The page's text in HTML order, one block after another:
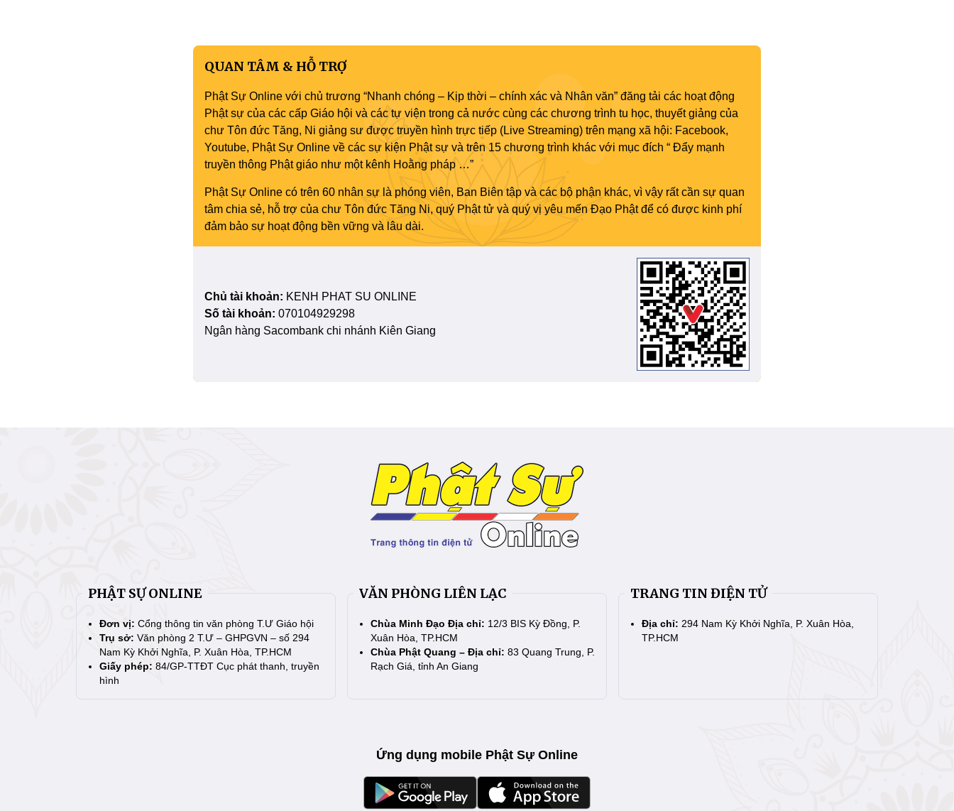
QUAN TÂM & HỖ TRỢ
Phật Sự Online với chủ trương “Nhanh chóng – Kịp thời – chính xác và Nhân văn” đăng tải các hoạt động
Phật sự của các cấp Giáo hội và các tự viện trong cả nước cùng các chương trình tu học, thuyết giảng của
chư Tôn đức Tăng, Ni giảng sư được truyền hình trực tiếp (Live Streaming) trên mạng xã hội: Facebook,
Youtube, Phật Sự Online về các sự kiện Phật sự và trên 15 chương trình khác với mục đích “ Đẩy mạnh
truyền thông Phật giáo như một kênh Hoằng pháp …”
Phật Sự Online có trên 60 nhân sự là phóng viên, Ban Biên tập và các bộ phận khác, vì vậy rất cần sự quan
tâm chia sẻ, hỗ trợ của chư Tôn đức Tăng Ni, quý Phật tử và quý vị yêu mến Đạo Phật để có được kinh phí
đảm bảo sự hoạt động bền vững và lâu dài.
Chủ tài khoản: KENH PHAT SU ONLINE
Số tài khoản: 070104929298
Ngân hàng Sacombank chi nhánh Kiên Giang
PHẬT SỰ ONLINE
Đơn vị: Cổng thông tin văn phòng T.Ư Giáo hội
Trụ sở: Văn phòng 2 T.Ư – GHPGVN – số 294
Nam Kỳ Khởi Nghĩa, P. Xuân Hòa, TP.HCM
Giấy phép: 84/GP-TTĐT Cục phát thanh, truyền
hình
VĂN PHÒNG LIÊN LẠC
Chùa Minh Đạo Địa chỉ: 12/3 BIS Kỳ Đồng, P.
Xuân Hòa, TP.HCM
Chùa Phật Quang – Địa chỉ: 83 Quang Trung, P.
Rạch Giá, tỉnh An Giang
TRANG TIN ĐIỆN TỬ
Địa chỉ: 294 Nam Kỳ Khởi Nghĩa, P. Xuân Hòa,
TP.HCM
Ứng dụng mobile Phật Sự Online